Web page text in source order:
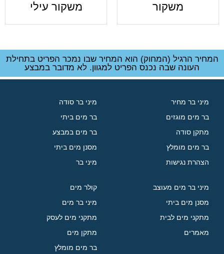
משקור משקור עילי
המחיר הרגיל (המחוק) הוא המחיר שבו נמכר הפריט בתחילת
העונה שבה נכנס הפריט למגוון. לא מדובר במבצע
מיני בר מחיר
בר מים מוגזים
מתקן סודה
בר מים מומלץ
הצהרת נגישות
מיני בר סודה
בר מים ביתי
בר מים במבצע
מסנן מים ביתי
מיני בר
מיני בר מים מעוצב
מסנן מים ביתי
מתקני מים לבית
מאמרים
קולר מים
מיני בר מים
מתקני מים לעסק
מתקן מים
בר מים מומלץ